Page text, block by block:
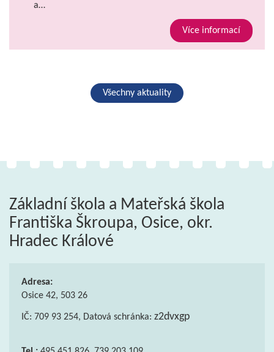
a…
Více informací
Všechny aktuality
Základní škola a Mateřská škola
Františka Škroupa, Osice, okr.
Hradec Králové
Adresa:
Osice 42, 503 26
IČ: 709 93 254, Datová schránka: z2dvxgp